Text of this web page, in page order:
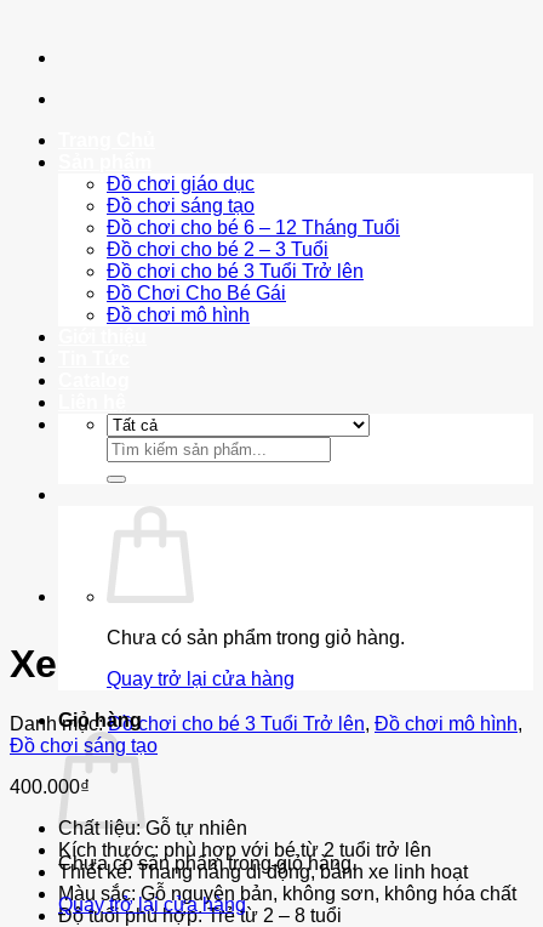
Đồ chơi giáo dục
Đồ chơi sáng tạo
Đồ chơi cho bé 6 – 12 Tháng Tuổi
Đồ chơi cho bé 2 – 3 Tuổi
Đồ chơi cho bé 3 Tuổi Trở lên
Đồ Chơi Cho Bé Gái
Đồ chơi mô hình
Tìm
kiếm:
Chưa có sản phẩm trong giỏ hàng.
Quay trở lại cửa hàng
Giỏ hàng
Chưa có sản phẩm trong giỏ hàng.
Quay trở lại cửa hàng
Xe cứu hỏa bằng gỗ
Danh mục:Đồ chơi cho bé 3 Tuổi Trở lên, Đồ chơi mô hình,
Đồ chơi sáng tạo
400.000₫
Chất liệu: Gỗ tự nhiên
Kích thước: phù hợp với bé từ 2 tuổi trở lên
Thiết kế: Thang nâng di động, bánh xe linh hoạt
Màu sắc: Gỗ nguyên bản, không sơn, không hóa chất
Độ tuổi phù hợp: Trẻ từ 2 – 8 tuổi